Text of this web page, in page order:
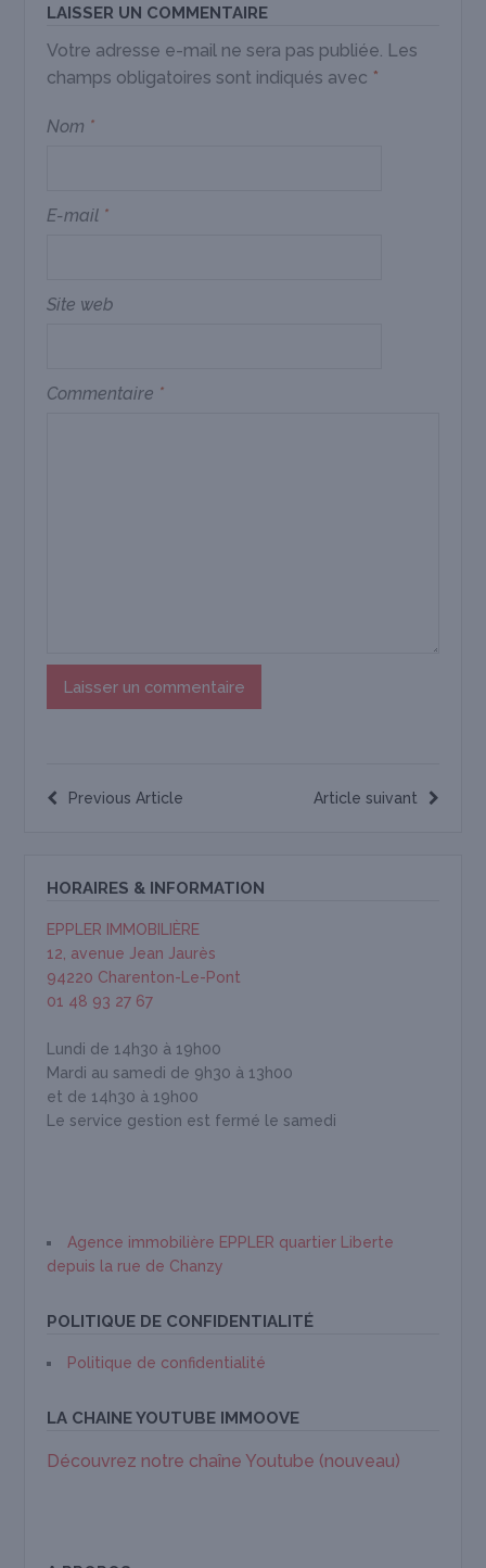
LAISSER UN COMMENTAIRE
Votre adresse e-mail ne sera pas publiée. Les
champs obligatoires sont indiqués avec *
Nom *
E-mail *
Site web
Commentaire *
Article suivant
Previous Article
HORAIRES & INFORMATION
EPPLER IMMOBILIÈRE
12, avenue Jean Jaurès
94220 Charenton-Le-Pont
01 48 93 27 67
Lundi de 14h30 à 19h00
Mardi au samedi de 9h30 à 13h00
et de 14h30 à 19h00
Le service gestion est fermé le samedi
Agence immobilière EPPLER quartier Liberte
depuis la rue de Chanzy
POLITIQUE DE CONFIDENTIALITÉ
Politique de confidentialité
LA CHAINE YOUTUBE IMMOOVE
Découvrez notre chaîne Youtube (nouveau)